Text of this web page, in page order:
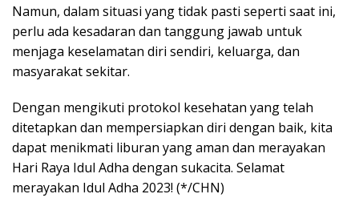
Namun, dalam situasi yang tidak pasti seperti saat ini,
perlu ada kesadaran dan tanggung jawab untuk
menjaga keselamatan diri sendiri, keluarga, dan
masyarakat sekitar.
Dengan mengikuti protokol kesehatan yang telah
ditetapkan dan mempersiapkan diri dengan baik, kita
dapat menikmati liburan yang aman dan merayakan
Hari Raya Idul Adha dengan sukacita. Selamat
merayakan Idul Adha 2023! (*/CHN)